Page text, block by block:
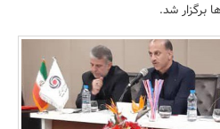
مسکن و ساختمان
برگزار شد.